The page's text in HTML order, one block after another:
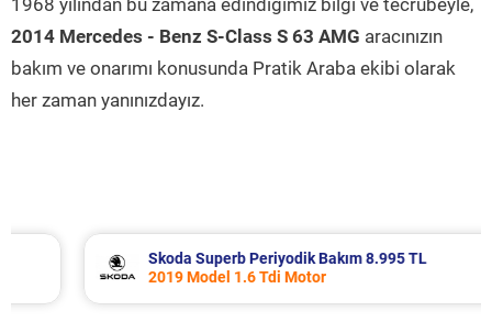
1968 yılından bu zamana edindiğimiz bilgi ve tecrübeyle,
2014 Mercedes - Benz S-Class S 63 AMG aracınızın
bakım ve onarımı konusunda Pratik Araba ekibi olarak
her zaman yanınızdayız.
Skoda Superb Periyodik Bakım 8.995 TL
2019 Model 1.6 Tdi Motor